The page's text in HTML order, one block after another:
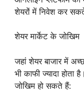
शेयरों में निवेश कर
शेयर मार्केट के जोखिम
जहां शेयर बाजार में
भी काफी ज्यादा
जोखिम हो सकते हैं: